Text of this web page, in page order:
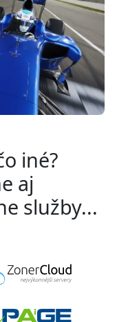
iné?
aj
služby...